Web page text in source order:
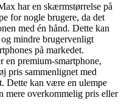
har en skærmstørrelse på
for nogle brugere, da det
med én hånd. Dette kan
mindre brugervenligt
på markedet.
en premium-smartphone,
pris sammenlignet med
Dette kan være en ulempe
mere overkommelig pris eller